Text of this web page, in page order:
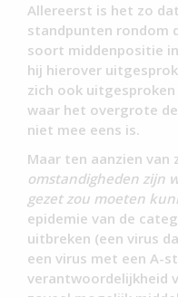
Allereerst is het zo
standpunten rondom
soort middenpositie
hij hierover
zich ook
waar het overgrote
niet mee eens is.
Maar ten aanzien van
omstandigheden zijn
gezet zou moeten
epidemie van de
uitbreken (een virus
een virus met een A-
verantwoordelijkheid